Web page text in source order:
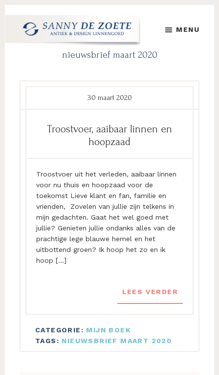
hoofd
eerste
voettekst
MENU
nieuwsbrief maart 2020
Troostvoer, aaibaar linnen en
hoopzaad
30 maart 2020
Troostvoer uit het verleden, aaibaar linnen
voor nu thuis en hoopzaad voor de
toekomst Lieve klant en fan, familie en
vrienden, Zovelen van jullie zijn telkens in
mijn gedachten. Gaat het wel goed met
jullie? Genieten jullie ondanks alles van de
prachtige lege blauwe hemel en het
uitbottend groen? Ik hoop het zo en ik
hoop […]
LEES VERDER
CATEGORIE: MIJN BOEK
TAGS: NIEUWSBRIEF MAART 2020